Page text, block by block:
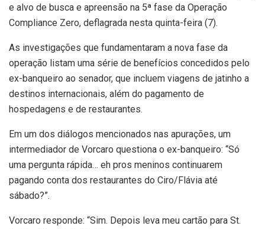
e alvo de busca e apreensão na 5ª fase da Operação
Compliance Zero, deflagrada nesta quinta-feira (7).
As investigações que fundamentaram a nova fase da
operação listam uma série de benefícios concedidos pelo
ex-banqueiro ao senador, que incluem viagens de jatinho a
destinos internacionais, além do pagamento de
hospedagens e de restaurantes.
Em um dos diálogos mencionados nas apurações, um
intermediador de Vorcaro questiona o ex-banqueiro: “Só
uma pergunta rápida… eh pros meninos continuarem
pagando conta dos restaurantes do Ciro/Flávia até
sábado?”.
Vorcaro responde: “Sim. Depois leva meu cartão para St.